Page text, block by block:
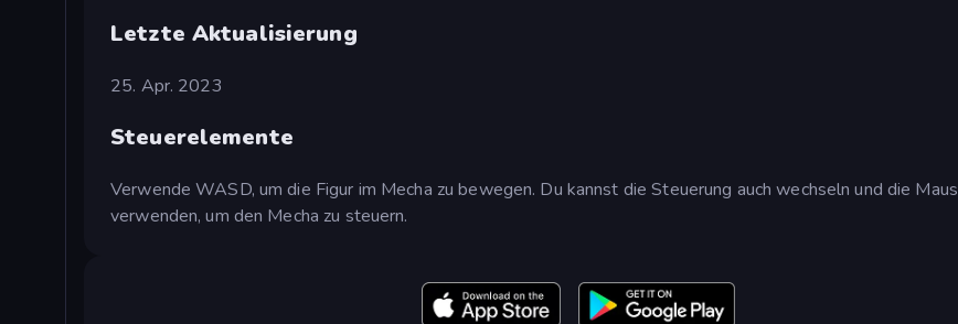
Letzte Aktualisierung
25. Apr. 2023
Steuerelemente
Verwende WASD, um die Figur im Mecha zu bewegen. Du kannst die Steuerung auch wechseln und die Maus
verwenden, um den Mecha zu steuern.